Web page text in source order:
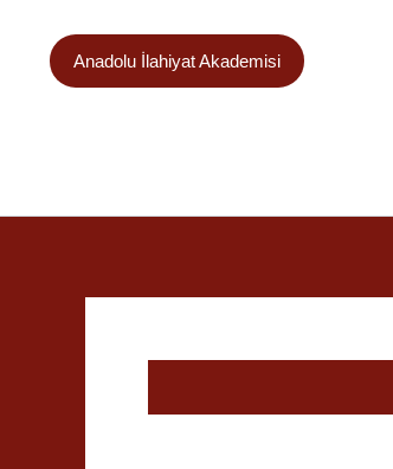
Anadolu İlahiyat Akademisi